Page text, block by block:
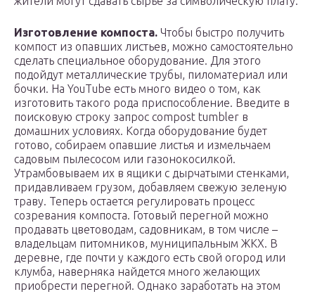
Изготовление компоста. Чтобы быстро получить
компост из опавших листьев, можно самостоятельно
сделать специальное оборудование. Для этого
подойдут металлические трубы, пиломатериал или
бочки. На YouTube есть много видео о том, как
изготовить такого рода приспособление. Введите в
поисковую строку запрос сompost tumbler в
домашних условиях. Когда оборудование будет
готово, собираем опавшие листья и измельчаем
садовым пылесосом или газонокосилкой.
Утрамбовываем их в ящики с дырчатыми стенками,
придавливаем грузом, добавляем свежую зеленую
траву. Теперь остается регулировать процесс
созревания компоста. Готовый перегной можно
продавать цветоводам, садовникам, в том числе –
владельцам питомников, муниципальным ЖКХ. В
деревне, где почти у каждого есть свой огород или
клумба, наверняка найдется много желающих
приобрести перегной. Однако заработать на этом